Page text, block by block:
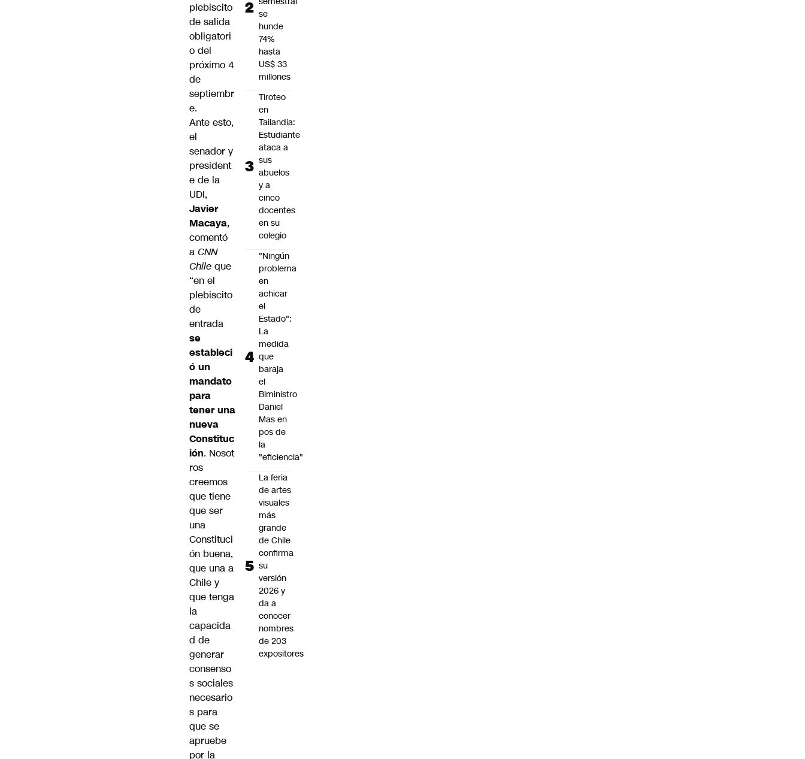
plebiscito
de salida
obligatori
o del
próximo 4
de
septiembr
e.
Ante esto,
el
senador y
president
e de la
UDI,
Javier
Macaya,
comentó
a CNN
Chile que
“en el
plebiscito
de
entrada
se
estableci
ó un
mandato
para
tener una
nueva
Constituc
ión. Nosot
ros
creemos
que tiene
que ser
una
Constituci
ón buena,
que una a
Chile y
que tenga
la
capacida
d de
generar
consenso
s sociales
necesario
s para
que se
apruebe
por la
se
hunde
74%
hasta
US$ 33
millones
Tiroteo
en
Tailandia:
Estudiante
ataca a
sus
abuelos
y a
cinco
docentes
en su
colegio
"Ningún
problema
en
achicar
el
Estado":
La
medida
que
baraja
el
Biministro
Daniel
Mas en
pos de
la
"eficiencia"
La feria
de artes
visuales
más
grande
de Chile
confirma
su
versión
2026 y
da a
conocer
nombres
de 203
expositores